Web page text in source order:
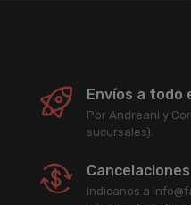
Envíos a todo
Por Andreani y
sucursales).
Indicanos a